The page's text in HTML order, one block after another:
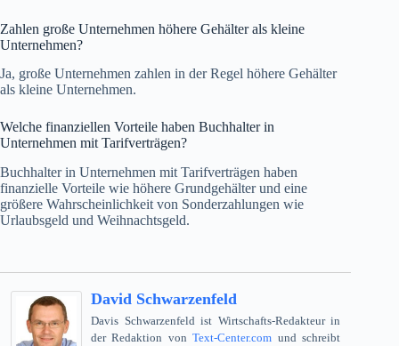
Zahlen große Unternehmen höhere Gehälter als kleine
Unternehmen?
Ja, große Unternehmen zahlen in der Regel höhere Gehälter
als kleine Unternehmen.
Welche finanziellen Vorteile haben Buchhalter in
Unternehmen mit Tarifverträgen?
Buchhalter in Unternehmen mit Tarifverträgen haben
finanzielle Vorteile wie höhere Grundgehälter und eine
größere Wahrscheinlichkeit von Sonderzahlungen wie
Urlaubsgeld und Weihnachtsgeld.
David Schwarzenfeld
Davis Schwarzenfeld ist Wirtschafts-Redakteur in
der Redaktion vonText-Center.com und schreibt